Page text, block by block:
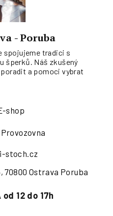
- Poruba
spojujeme tradici s
šperků. Náš zkušený
a pomoci vybrat
shop
Provozovna
stoch.cz
70800 Ostrava Poruba
12 do 17h